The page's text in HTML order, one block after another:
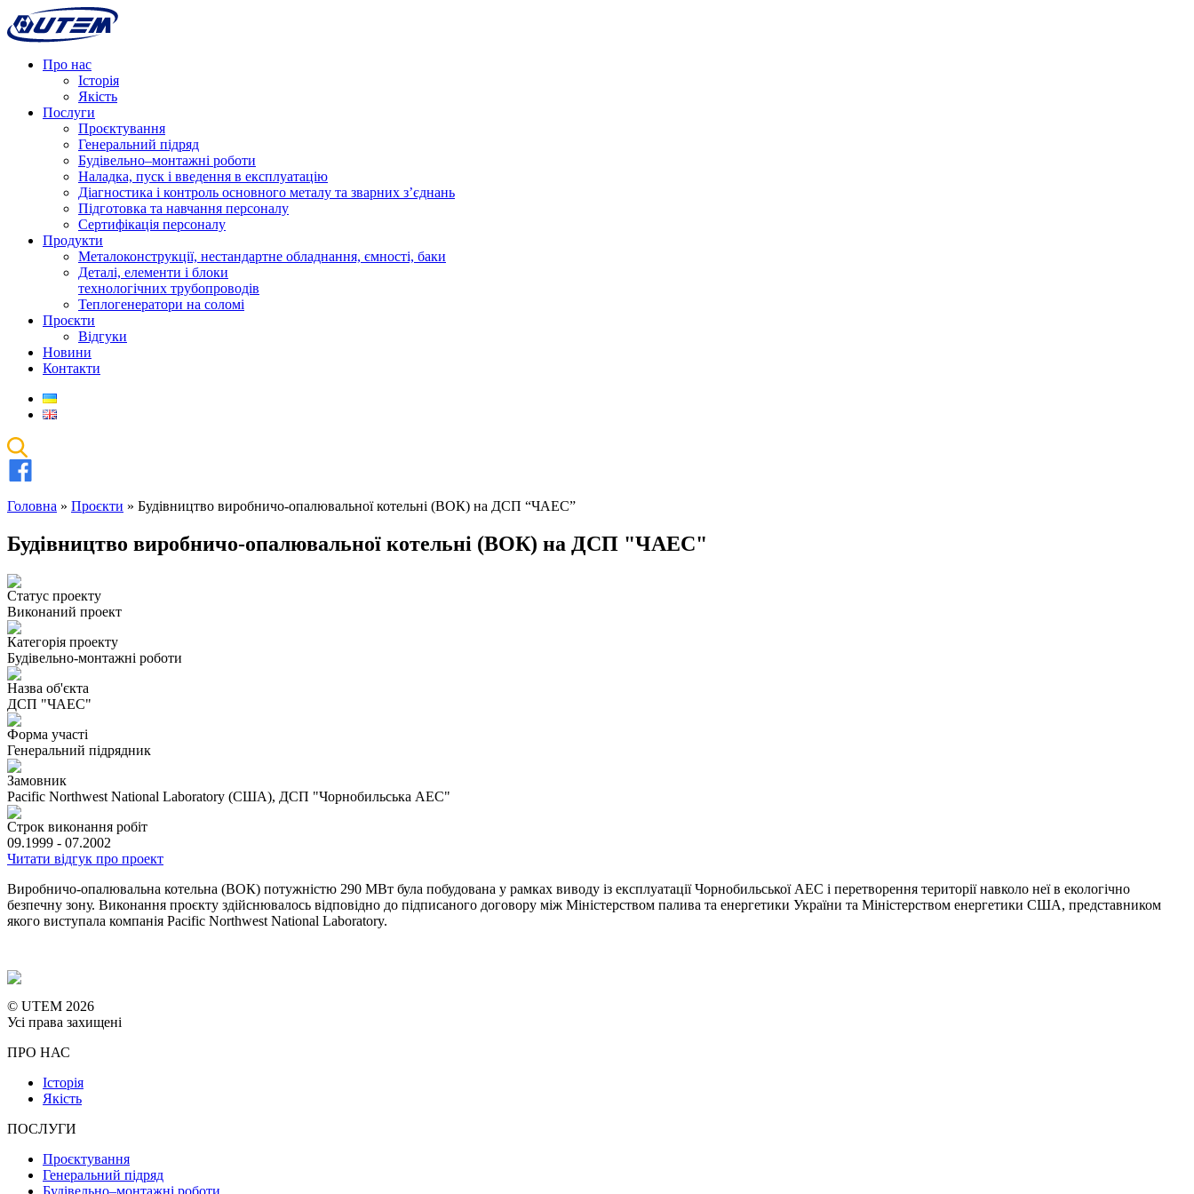
Про нас
Історія
Якість
Послуги
Проєктування
Генеральний підряд
Будівельно–монтажні роботи
Наладка, пуск і введення в експлуатацію
Діагностика і контроль основного металу та зварних з’єднань
Підготовка та навчання персоналу
Сертифікація персоналу
Продукти
Металоконструкції, нестандартне обладнання, ємності, баки
Деталі, елементи і блоки
технологічних трубопроводів
Теплогенератори на соломі
Проєкти
Відгуки
Новини
Контакти
Головна » Проєкти » Будівництво виробничо-опалювальної котельні (ВОК) на ДСП “ЧАЕС”
Будівництво виробничо-опалювальної котельні (ВОК) на ДСП "ЧАЕС"
Статус проекту
Виконаний проект
Категорія проекту
Будівельно-монтажні роботи
Назва об'єкта
ДСП "ЧАЕС"
Форма участі
Генеральний підрядник
Замовник
Pacific Northwest National Laboratory (США), ДСП "Чорнобильська АЕС"
Строк виконання робіт
09.1999 - 07.2002
Читати відгук про проект
Виробничо-опалювальна котельна (ВОК) потужністю 290 МВт була побудована у рамках виводу із експлуатації Чорнобильської АЕС і перетворення території навколо неї в екологічно
безпечну зону. Виконання проєкту здійснювалось відповідно до підписаного договору між Міністерством палива та енергетики України та Міністерством енергетики США, представником
якого виступала компанія Pacific Northwest National Laboratory.
© UTEM 2026
Усі права захищені
ПРО НАС
Історія
Якість
ПОСЛУГИ
Проєктування
Генеральний підряд